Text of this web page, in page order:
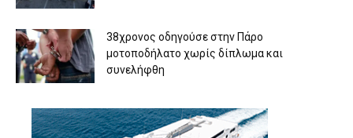
38χρονος οδηγούσε στην Πάρο
μοτοποδήλατο χωρίς δίπλωμα και
συνελήφθη